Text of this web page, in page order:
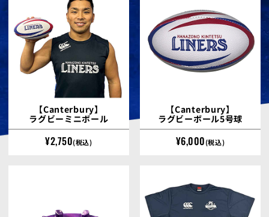
Canterbury
ラグビーミニボール
2,750(税込)
Canterbury
ラグビーボール5号球
6,000(税込)